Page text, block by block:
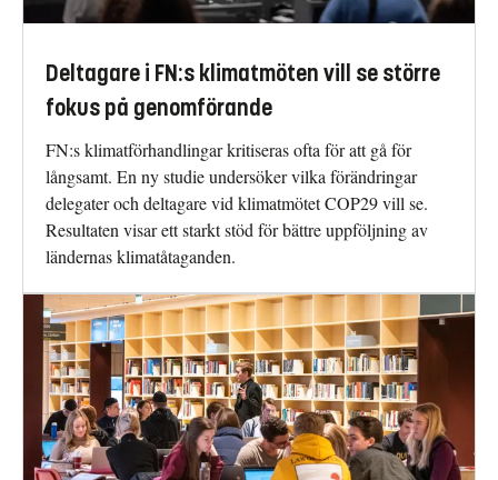
Deltagare i FN:s klimatmöten vill se större
fokus på genomförande
FN:s klimatförhandlingar kritiseras ofta för att gå för
långsamt. En ny studie undersöker vilka förändringar
delegater och deltagare vid klimatmötet COP29 vill se.
Resultaten visar ett starkt stöd för bättre uppföljning av
ländernas klimatåtaganden.